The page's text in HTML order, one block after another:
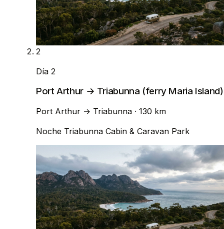
2
Día 2
Port Arthur → Triabunna (ferry Maria Island)
Port Arthur → Triabunna · 130 km
Noche Triabunna Cabin & Caravan Park